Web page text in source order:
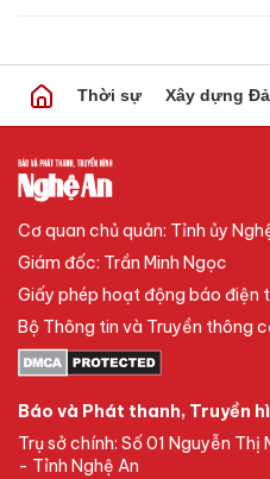
Thời sự Xây dựng
Cơ quan chủ quản: Tỉnh ủy
Giám đốc: Trần Minh Ngọc
Giấy phép hoạt động báo điện
Bộ Thông tin và Truyền
Báo và Phát thanh, Truyền
Trụ sở chính: Số 01 Nguyễn Thị
- Tỉnh Nghệ An